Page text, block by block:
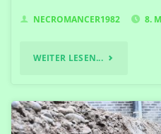
NECROMANCER1982 8.
WEITER LESEN..."ZWEI
TREPPEN